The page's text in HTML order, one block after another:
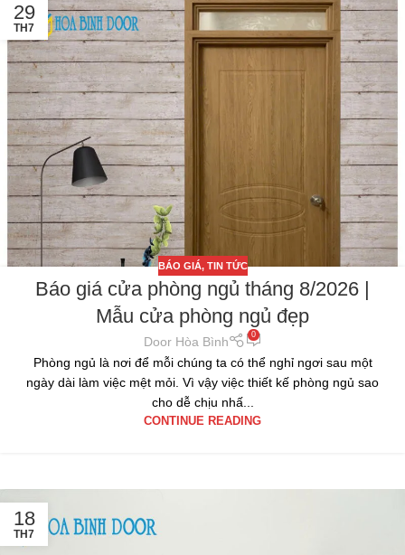
29
TH7
BÁO GIÁ, TIN TỨC
Báo giá cửa phòng ngủ tháng 8/2026 |
Mẫu cửa phòng ngủ đẹp
Door Hòa Bình 0
Phòng ngủ là nơi để mỗi chúng ta có thể nghỉ ngơi sau một
ngày dài làm việc mệt mỏi. Vì vậy việc thiết kế phòng ngủ sao
cho dễ chịu nhấ...
CONTINUE READING
18
TH7